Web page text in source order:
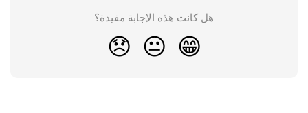
هل كانت هذه الإجابة مفيدة؟
😞 😐 😁